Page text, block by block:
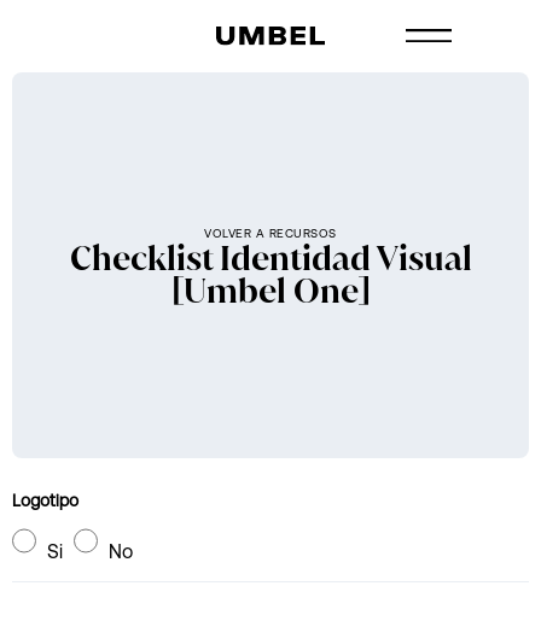
VOLVER A RECURSOS
Checklist Identidad Visual
[Umbel One]
Logotipo
Si No